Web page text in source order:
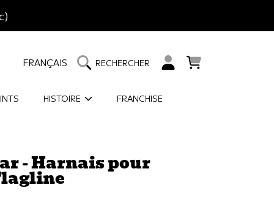
FRANÇAIS RECHERCHERCONNEXION
CHARIOT
HISTOIRE FRANCHISE
- Harnais pour